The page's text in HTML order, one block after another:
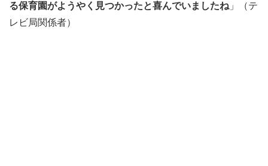
る保育園がようやく見つかったと喜んでいましたね」（テ
レビ局関係者）